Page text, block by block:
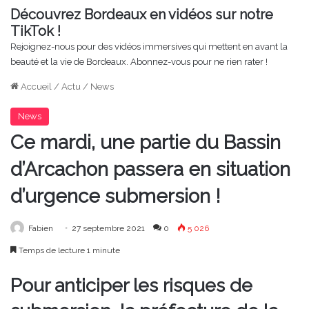
Découvrez Bordeaux en vidéos sur notre
TikTok !
Rejoignez-nous pour des vidéos immersives qui mettent en avant la
beauté et la vie de Bordeaux. Abonnez-vous pour ne rien rater !
Accueil / Actu / News
News
Ce mardi, une partie du Bassin
d’Arcachon passera en situation
d’urgence submersion !
Fabien 27 septembre 2021 0 5 026
Temps de lecture 1 minute
Pour anticiper les risques de